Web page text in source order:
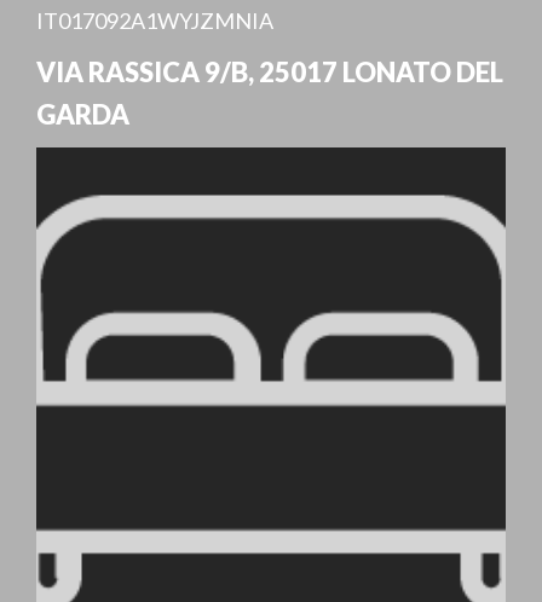
IT017092A1WYJZMNIA
VIA RASSICA 9/B,25017 LONATO DEL
GARDA